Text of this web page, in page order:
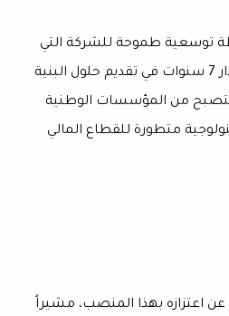
توسعية طموحة للشركة التي
حققت نجاحات بارزة على مدار 7 سنوات في تقديم حلول البنية
لتصبح من المؤسسات الوطنية
متطورة للقطاع المالي
اعتزازه بهذا المنصب، مشيراً